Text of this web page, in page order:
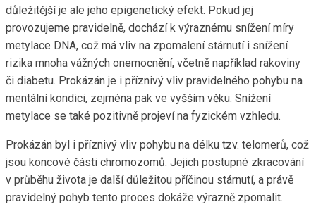
důležitější je ale jeho epigenetický efekt. Pokud jej
provozujeme pravidelně, dochází k výraznému snížení míry
metylace DNA, což má vliv na zpomalení stárnutí i snížení
rizika mnoha vážných onemocnění, včetně například rakoviny
či diabetu. Prokázán je i příznivý vliv pravidelného pohybu na
mentální kondici, zejména pak ve vyšším věku. Snížení
metylace se také pozitivně projeví na fyzickém vzhledu.
Prokázán byl i příznivý vliv pohybu na délku tzv. telomerů, což
jsou koncové části chromozomů. Jejich postupné zkracování
v průběhu života je další důležitou příčinou stárnutí, a právě
pravidelný pohyb tento proces dokáže výrazně zpomalit.